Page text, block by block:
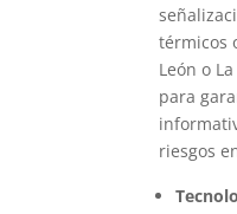
térmicos
León o
para
riesgos